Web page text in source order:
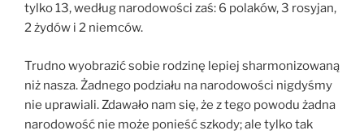
tylko 13, według narodowości zaś: 6 polaków, 3 rosyjan,
2 żydów i 2 niemców.
Trudno wyobrazić sobie rodzinę lepiej sharmonizowaną
niż nasza. Żadnego podziału na narodowości nigdyśmy
nie uprawiali. Zdawało nam się, że z tego powodu żadna
narodowość nie może ponieść szkody; ale tylko tak